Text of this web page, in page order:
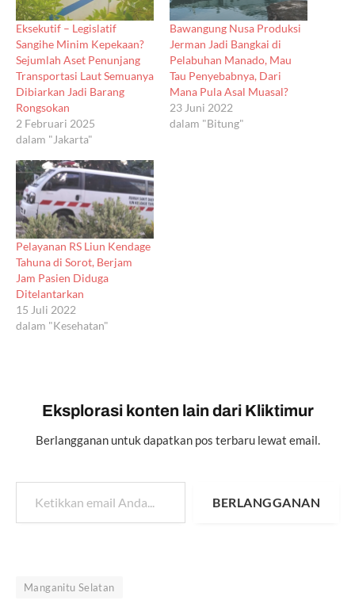
Eksekutif – Legislatif
Sangihe Minim Kepekaan?
Sejumlah Aset Penunjang
Transportasi Laut Semuanya
Dibiarkan Jadi Barang
Rongsokan
2 Februari 2025
dalam "Jakarta"
Bawangung Nusa Produksi
Jerman Jadi Bangkai di
Pelabuhan Manado, Mau
Tau Penyebabnya, Dari
Mana Pula Asal Muasal?
23 Juni 2022
dalam "Bitung"
Pelayanan RS Liun Kendage
Tahuna di Sorot, Berjam
Jam Pasien Diduga
Ditelantarkan
15 Juli 2022
dalam "Kesehatan"
Eksplorasi konten lain dari Kliktimur
Berlangganan untuk dapatkan pos terbaru lewat email.
Ketikkan email Anda...
BERLANGGANAN
Manganitu Selatan